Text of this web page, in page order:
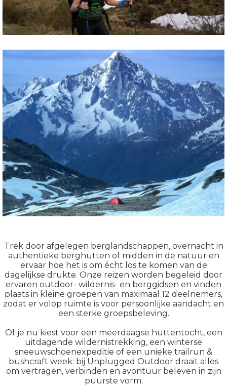
Trek door afgelegen berglandschappen, overnacht in
authentieke berghutten of midden in de natuur en
ervaar hoe het is om écht los te komen van de
dagelijkse drukte. Onze reizen worden begeleid door
ervaren outdoor- wildernis- en berggidsen en vinden
plaats in kleine groepen van maximaal 12 deelnemers,
zodat er volop ruimte is voor persoonlijke aandacht en
een sterke groepsbeleving.
Of je nu kiest voor een meerdaagse huttentocht, een
uitdagende wildernistrekking, een winterse
sneeuwschoenexpeditie of een unieke trailrun &
bushcraft week: bij Unplugged Outdoor draait alles
om vertragen, verbinden en avontuur beleven in zijn
puurste vorm.